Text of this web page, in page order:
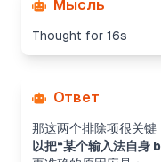
Мысль
Thought for 16s
Ответ
那这两个排除项很关键
以把“某个输入法自身